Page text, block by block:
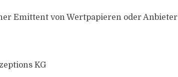
Emittent von Wertpapieren oder Anbieter
KG